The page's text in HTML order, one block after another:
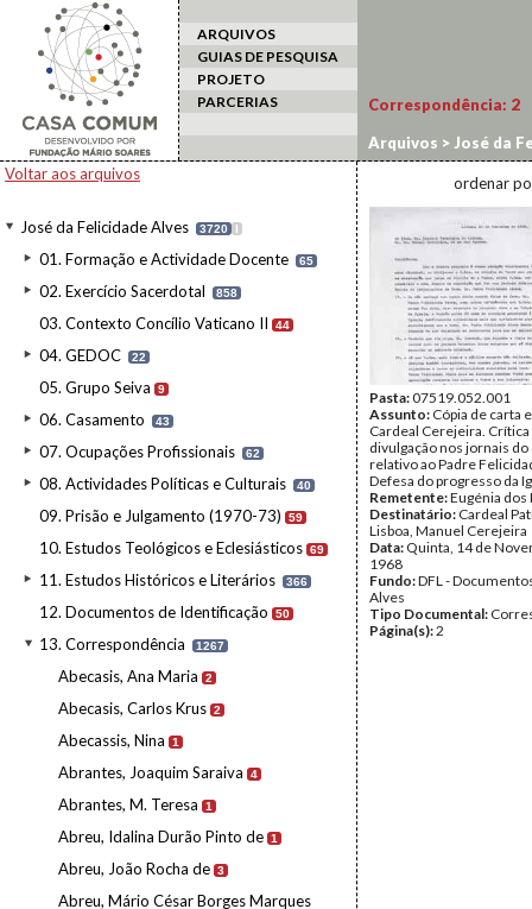
ARQUIVOS
GUIAS DE PESQUISA
PROJETO
PARCERIAS
Voltar aos arquivos
José da Felicidade Alves 3720 I
01. Formação e Actividade Docente 65
02. Exercício Sacerdotal 858
03. Contexto Concílio Vaticano II 44
04. GEDOC 22
05. Grupo Seiva 9
06. Casamento 43
07. Ocupações Profissionais 62
08. Actividades Políticas e Culturais 40
09. Prisão e Julgamento (1970-73) 59
10. Estudos Teológicos e Eclesiásticos 69
11. Estudos Históricos e Literários 366
12. Documentos de Identificação 50
13. Correspondência 1267
Abecasis, Ana Maria 2
Abecasis, Carlos Krus 2
Abecassis, Nina 1
Abrantes, Joaquim Saraiva 4
Abrantes, M. Teresa 1
Abreu, Idalina Durão Pinto de 1
Abreu, João Rocha de 3
Abreu, Mário César Borges Marques
Correspondência: 2
Arquivos > José da
ordenar
Pasta:07519.052.001
Assunto: Cópia de carta
Cardeal Cerejeira. Crítica
divulgação nos jornais
relativo ao Padre
Defesa do progresso da
Remetente:Eugénia dos
Destinatário: Cardeal
Lisboa, Manuel Cerejeira
Data: Quinta, 14 de
1968
Fundo:DFL -
Alves
Tipo Documental:
Página(s):2